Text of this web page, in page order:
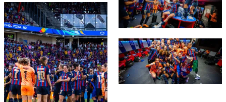
FC Barcelona club badge
FC Barcelona club badge